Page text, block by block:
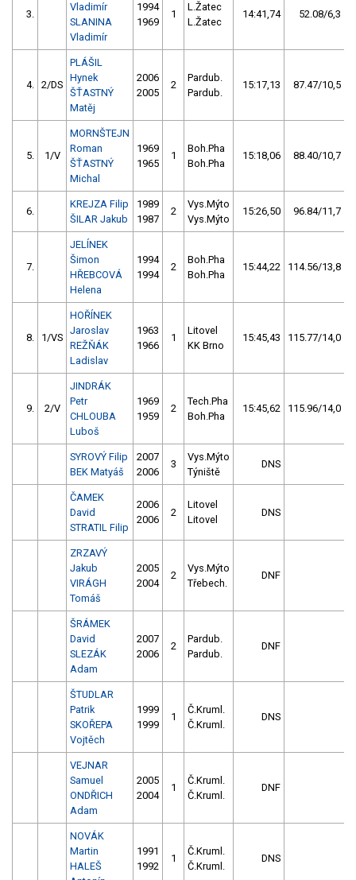
3.
Vladimír
SLANINA
Vladimír
1994
1969
1
L.Žatec
L.Žatec
14:41,74 52.08/6,3
4. 2/DS
PLÁŠIL
Hynek
ŠŤASTNÝ
Matěj
2006
2005
2
Pardub.
Pardub.
15:17,13 87.47/10,5
5. 1/V
MORNŠTEJN
Roman
ŠŤASTNÝ
Michal
1969
1965
1
Boh.Pha
Boh.Pha
15:18,06 88.40/10,7
6.
KREJZA Filip
ŠILAR Jakub
1989
1987
2
Vys.Mýto
Vys.Mýto
15:26,50 96.84/11,7
7.
JELÍNEK
Šimon
HŘEBCOVÁ
Helena
1994
1994
2
Boh.Pha
Boh.Pha
15:44,22 114.56/13,8
8. 1/VS
HOŘÍNEK
Jaroslav
REŽŇÁK
Ladislav
1963
1966
1
Litovel
KK Brno
15:45,43 115.77/14,0
9. 2/V
JINDRÁK
Petr
CHLOUBA
Luboš
1969
1959
2
Tech.Pha
Boh.Pha
15:45,62 115.96/14,0
SYROVÝ Filip
BEK Matyáš
2007
2006
3
Vys.Mýto
Týniště
DNS
ČAMEK
David
STRATIL Filip
2006
2006
2
Litovel
Litovel
DNS
ZRZAVÝ
Jakub
VIRÁGH
Tomáš
2005
2004
2
Vys.Mýto
Třebech.
DNF
ŠRÁMEK
David
SLEZÁK
Adam
2007
2006
2
Pardub.
Pardub.
DNF
ŠTUDLAR
Patrik
SKOŘEPA
Vojtěch
1999
1999
1
Č.Kruml.
Č.Kruml.
DNS
VEJNAR
Samuel
ONDŘICH
Adam
2005
2004
1
Č.Kruml.
Č.Kruml.
DNF
NOVÁK
Martin
HALEŠ
1991
1992
1
Č.Kruml.
Č.Kruml.
DNS